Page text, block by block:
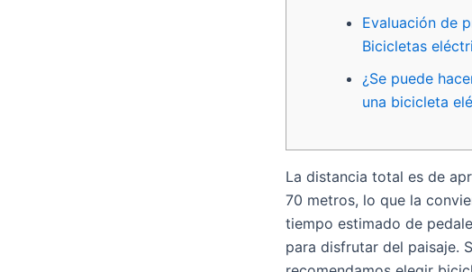
Evaluación de
Bicicletas
¿Se puede
una bicicleta
La distancia total es de
70 metros, lo que la
tiempo estimado de
para disfrutar del paisaje.